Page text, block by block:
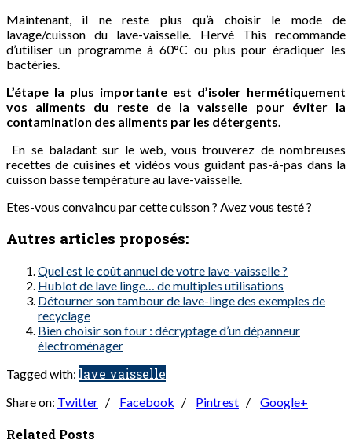
Maintenant, il ne reste plus qu’à choisir le mode de
lavage/cuisson du lave-vaisselle. Hervé This recommande
d’utiliser un programme à 60°C ou plus pour éradiquer les
bactéries.
L’étape la plus importante est d’isoler hermétiquement
vos aliments du reste de la vaisselle pour éviter la
contamination des aliments par les détergents.
En se baladant sur le web, vous trouverez de nombreuses
recettes de cuisines et vidéos vous guidant pas-à-pas dans la
cuisson basse température au lave-vaisselle.
Etes-vous convaincu par cette cuisson ? Avez vous testé ?
Autres articles proposés:
Quel est le coût annuel de votre lave-vaisselle ?
Hublot de lave linge… de multiples utilisations
Détourner son tambour de lave-linge des exemples de
recyclage
Bien choisir son four : décryptage d’un dépanneur
électroménager
Tagged with: lave vaisselle
Share on: Twitter / Facebook / Pintrest / Google+
Related Posts